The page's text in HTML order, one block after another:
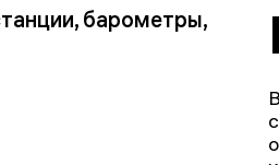
барометры,